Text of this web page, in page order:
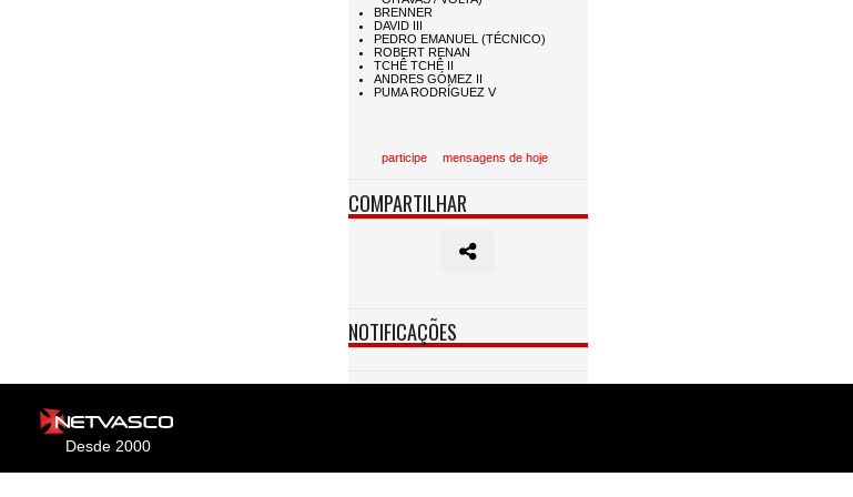
participe mensagens de hoje
COMPARTILHAR
NOTIFICAÇÕES
Desde 2000